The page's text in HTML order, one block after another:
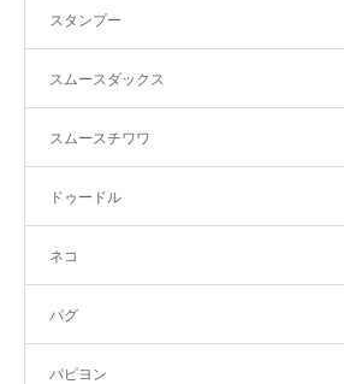
スタンプー
スムースダックス
スムースチワワ
ドゥードル
ネコ
パグ
パピヨン